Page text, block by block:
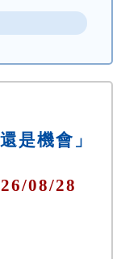
是機會」
08/28